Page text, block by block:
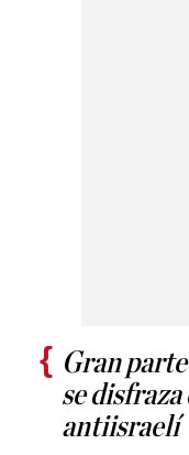
Gran
se
antiisraelí